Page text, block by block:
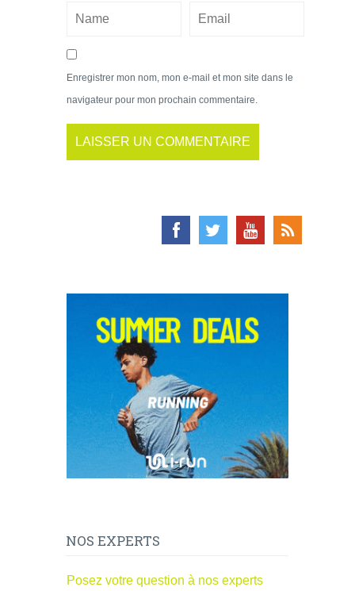
Enregistrer mon nom, mon e-mail et mon site dans le
navigateur pour mon prochain commentaire.
NOS EXPERTS
Posez votre question à nos experts